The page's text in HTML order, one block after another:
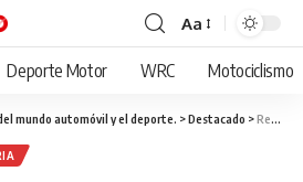
Cambiar
tamaño
fuente
Aa
Deporte Motor WRC Motociclismo
mundo automóvil y el deporte. >Destacado >Renault cuenta con su propia plataforma comunitaria para los amantes del mundo motor